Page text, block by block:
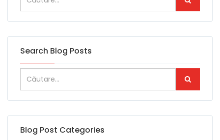
Search Blog Posts
Blog Post Categories